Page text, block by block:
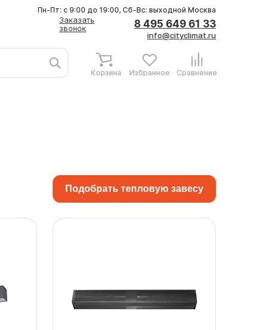
Заказать
звонок
8 495 649 61 33
info@cityclimat.ru
Пн-Пт: с 9:00 до 19:00, Сб-Вс: выходной Москва
Корзина Избранное Сравнение
Подобрать тепловую завесу